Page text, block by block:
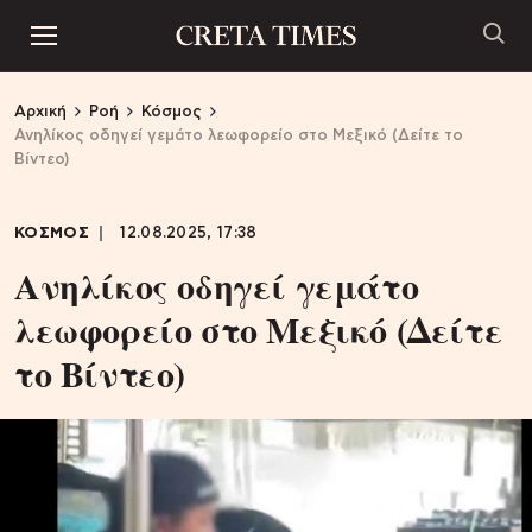
Αρχική Ροή
Κόσμος
Ανηλίκος οδηγεί γεμάτο λεωφορείο στο Μεξικό (Δείτε το
Βίντεο)
ΚΟΣΜΟΣ 12.08.2025, 17:38
Ανηλίκος οδηγεί γεμάτο
λεωφορείο στο Μεξικό (Δείτε
το Βίντεο)